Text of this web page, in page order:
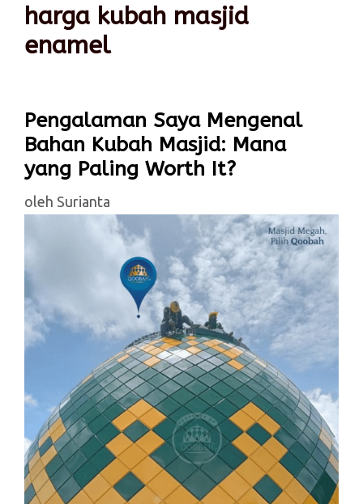
harga kubah masjid
enamel
Pengalaman Saya Mengenal
Bahan Kubah Masjid: Mana
yang Paling Worth It?
oleh Surianta